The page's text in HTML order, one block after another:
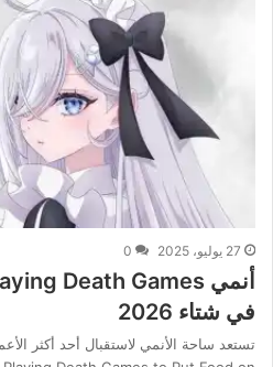
27 يوليو، 2025 0
في شتاء 2026